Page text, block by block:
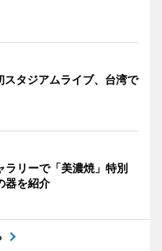
タジアムライブ、台湾で
ラリーで「美濃焼」特別
器を紹介